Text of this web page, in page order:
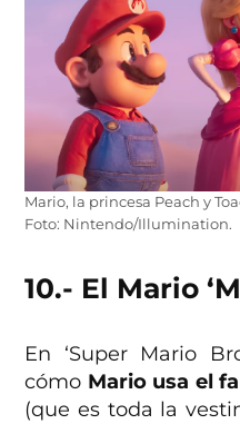
Mario, la princesa Peach y
Foto: Nintendo/Illumination.
10.- El Mario
En ‘Super Mario
cómo Mario usa el
(que es toda la